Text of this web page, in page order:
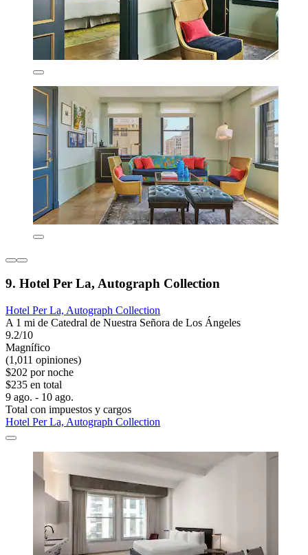
9. Hotel Per La, Autograph Collection
Hotel Per La, Autograph Collection
A 1 mi de Catedral de Nuestra Señora de Los Ángeles
9.2/10
Magnífico
(1,011 opiniones)
$202 por noche
$235 en total
9 ago. - 10 ago.
Total con impuestos y cargos
Hotel Per La, Autograph Collection